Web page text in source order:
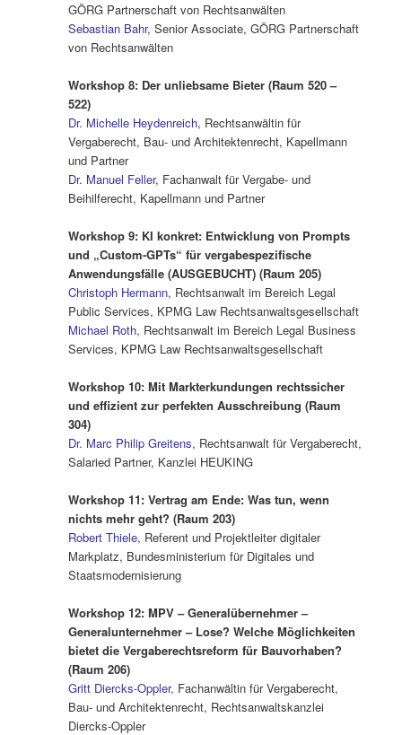
GÖRG Partnerschaft von Rechtsanwälten
Sebastian Bahr, Senior Associate, GÖRG Partnerschaft
von Rechtsanwälten
Workshop 8: Der unliebsame Bieter (Raum 520 –
522)
Dr. Michelle Heydenreich, Rechtsanwältin für
Vergaberecht, Bau- und Architektenrecht, Kapellmann
und Partner
Dr. Manuel Feller, Fachanwalt für Vergabe- und
Beihilferecht, Kapellmann und Partner
Workshop 9: KI konkret: Entwicklung von Prompts
und „Custom-GPTs“ für vergabespezifische
Anwendungsfälle (AUSGEBUCHT) (Raum 205)
Christoph Hermann, Rechtsanwalt im Bereich Legal
Public Services, KPMG Law Rechtsanwaltsgesellschaft
Michael Roth, Rechtsanwalt im Bereich Legal Business
Services, KPMG Law Rechtsanwaltsgesellschaft
Workshop 10: Mit Markterkundungen rechtssicher
und effizient zur perfekten Ausschreibung (Raum
304)
Dr. Marc Philip Greitens, Rechtsanwalt für Vergaberecht,
Salaried Partner, Kanzlei HEUKING
Workshop 11: Vertrag am Ende: Was tun, wenn
nichts mehr geht? (Raum 203)
Robert Thiele, Referent und Projektleiter digitaler
Markplatz, Bundesministerium für Digitales und
Staatsmodernisierung
Workshop 12: MPV – Generalübernehmer –
Generalunternehmer – Lose? Welche Möglichkeiten
bietet die Vergaberechtsreform für Bauvorhaben?
(Raum 206)
Gritt Diercks-Oppler, Fachanwältin für Vergaberecht,
Bau- und Architektenrecht, Rechtsanwaltskanzlei
Diercks-Oppler